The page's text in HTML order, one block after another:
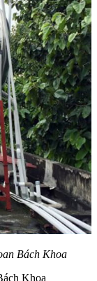
Bách Khoa
Khoa